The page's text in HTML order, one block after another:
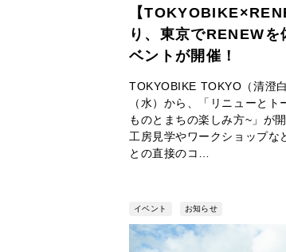
【
り、東京でRENEWを
ベントが開催！
TOKYOBIKE TOKYO（清澄
（水）から、「リニューと
ものとまちの楽しみ方~」が
工房見学やワークショップな
との直接のコ…
イベント お知らせ